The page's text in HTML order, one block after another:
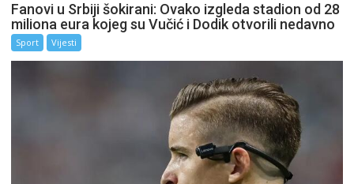
Fanovi u Srbiji šokirani: Ovako izgleda stadion od 28
miliona eura kojeg su Vučić i Dodik otvorili nedavno
Sport Vijesti